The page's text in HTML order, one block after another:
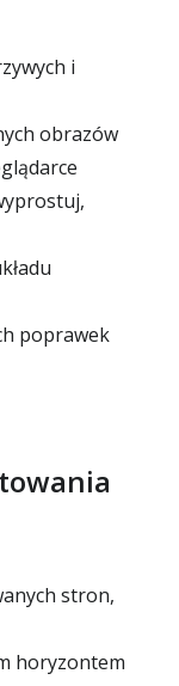
i
obrazów
poprawek
stron,
horyzontem